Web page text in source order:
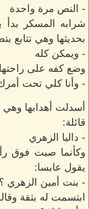
- النص مرة واحدة
شرابه المسكر بدأ
بحديثها وهي تتابع
- ويمكن كله
وضع كفه على
- وأنا كلي تحت
أسدلت أهدابها
قائلة:
- داليا الزهري
وكأنما صبت فوق
يقول عابسا:
- بنت أمين الزهري ؟
ابتسمت له بثقة